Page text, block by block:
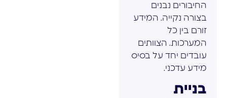
החיבורים נבנים
בצורה נקייה. המידע
זורם בין כל
המערכות. הצוותים
עובדים יחד על בסיס
מידע עדכני.
בניית